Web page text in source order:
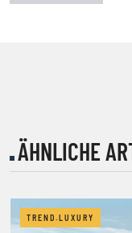
ÄHNLICHE
TREND.LUXURY